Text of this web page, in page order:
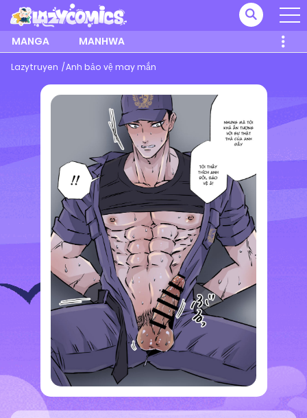
MANGA MANHWA
Lazytruyen Anh bảo vệ may mắn